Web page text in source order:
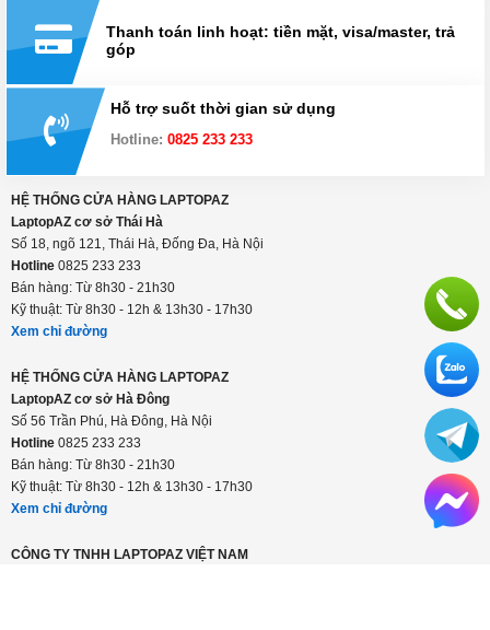
Đổi trả hàng trong 15 ngày
góp
Hỗ trợ suốt thời gian sử dụng
Hotline:0825 233 233
LaptopAZ cơ sở Thái Hà
Số 18, ngõ 121, Thái Hà, Đống Đa, Hà Nội
Hotline0825 233 233
Bán hàng: Từ 8h30 - 21h30
Kỹ thuật: Từ 8h30 - 12h & 13h30 - 17h30
Xem chỉ đường
LaptopAZ cơ sở Hà Đông